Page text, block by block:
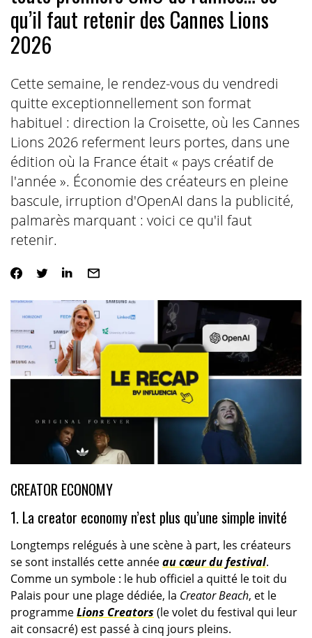
qu’il faut retenir des Cannes Lions
2026
Cette semaine, le rendez-vous du vendredi
quitte exceptionnellement son format
habituel : direction la Croisette, où les Cannes
Lions 2026 referment leurs portes, dans une
édition où la France était « pays créatif de
l'année ». Économie des créateurs en pleine
bascule, irruption d'OpenAI dans la publicité,
palmarès marquant : voici ce qu'il faut
retenir.
CREATOR ECONOMY
1. La creator economy n’est plus qu’une simple invité
Longtemps relégués à une scène à part, les créateurs
se sont installés cette annéeau cœur du festival.
Comme un symbole : le hub officiel a quitté le toit du
Palais pour une plage dédiée, la Creator Beach, et le
programmeLions Creators (le volet du festival qui leur
ait consacré) est passé à cinq jours pleins.